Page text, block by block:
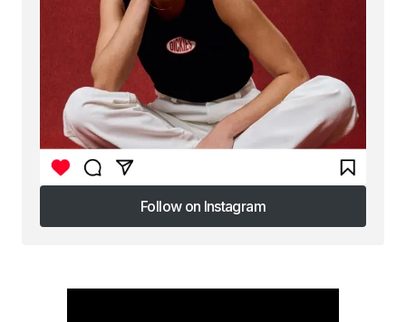
Follow on Instagram
Follow on Instagram